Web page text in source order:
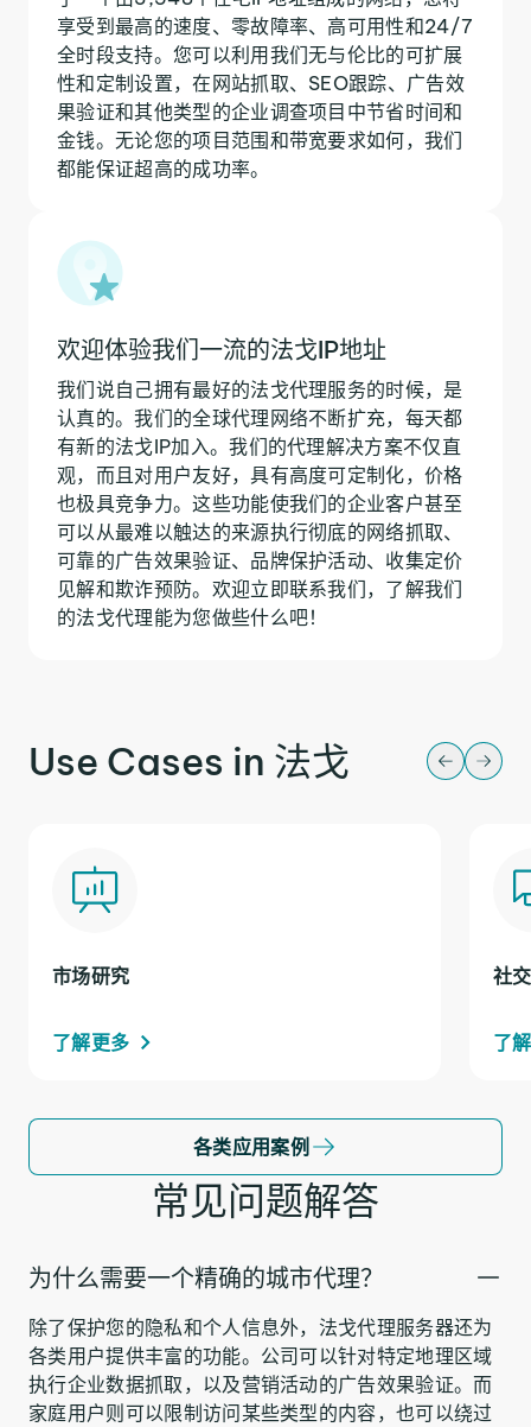
享受到最高的速度、零故障率、高可用性和24/7
全时段支持。您可以利用我们无与伦比的可扩展
性和定制设置，在网站抓取、SEO跟踪、广告效
果验证和其他类型的企业调查项目中节省时间和
金钱。无论您的项目范围和带宽要求如何，我们
都能保证超高的成功率。
欢迎体验我们一流的法戈IP地址
我们说自己拥有最好的法戈代理服务的时候，是
认真的。我们的全球代理网络不断扩充，每天都
有新的法戈IP加入。我们的代理解决方案不仅直
观，而且对用户友好，具有高度可定制化，价格
也极具竞争力。这些功能使我们的企业客户甚至
可以从最难以触达的来源执行彻底的网络抓取、
可靠的广告效果验证、品牌保护活动、收集定价
见解和欺诈预防。欢迎立即联系我们，了解我们
的法戈代理能为您做些什么吧！
Use Cases in 法戈
市场研究
了解更多
社
了
各类应用案例
常见问题解答
为什么需要一个精确的城市代理？
除了保护您的隐私和个人信息外，法戈代理服务器还为
各类用户提供丰富的功能。公司可以针对特定地理区域
执行企业数据抓取，以及营销活动的广告效果验证。而
家庭用户则可以限制访问某些类型的内容，也可以绕过